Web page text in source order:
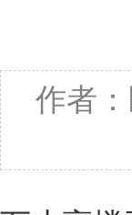
作者